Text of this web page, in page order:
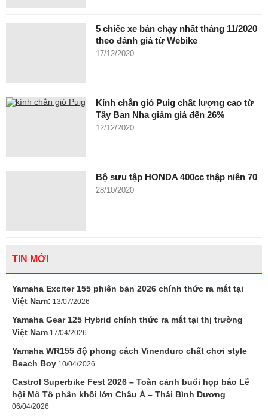
5 chiếc xe bán chạy nhất tháng 11/2020
theo đánh giá từ Webike
17/12/2020
Kính chắn gió Puig chất lượng cao từ
Tây Ban Nha giảm giá đến 26%
12/12/2020
Bộ sưu tập HONDA 400cc thập niên 70
28/10/2020
TIN MỚI
Yamaha Exciter 155 phiên bản 2026 chính thức ra mắt tại
Việt Nam: 13/07/2026
Yamaha Gear 125 Hybrid chính thức ra mắt tại thị trường
Việt Nam 17/04/2026
Yamaha WR155 độ phong cách Vinenduro chất chơi style
Beach Boy 10/04/2026
Castrol Superbike Fest 2026 – Toàn cảnh buổi họp báo Lễ
hội Mô Tô phân khối lớn Châu Á – Thái Bình Dương
06/04/2026